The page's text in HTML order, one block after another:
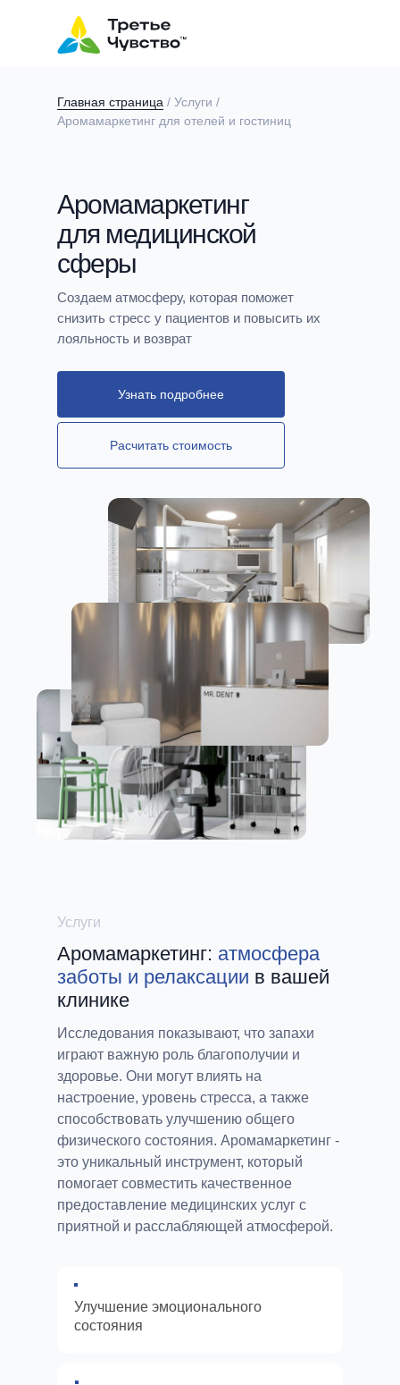
Аромамаркетинг
для медицинской
сферы
Создаем атмосферу, которая поможет
снизить стресс у пациентов и повысить их
лояльность и возврат
Главная страница / Услуги /
Аромамаркетинг для отелей и гостиниц
Узнать подробнее
Расчитать стоимость
Аромамаркетинг: атмосфера
заботы и релаксации в вашей
клинике
Услуги
Исследования показывают, что запахи
играют важную роль благополучии и
здоровье. Они могут влиять на
настроение, уровень стресса, а также
способствовать улучшению общего
физического состояния. Аромамаркетинг -
это уникальный инструмент, который
помогает совместить качественное
предоставление медицинских услуг с
приятной и расслабляющей атмосферой.
Улучшение эмоционального
состояния